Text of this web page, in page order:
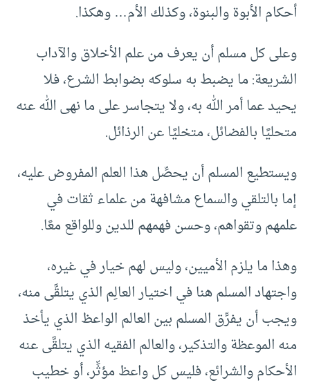
أحكام الأبوة والبنوة، وكذلك الأم… وهكذا.
وعلى كل مسلم أن يعرف من علم الأخلاق والآداب
الشريعة: ما يضبط به سلوكه بضوابط الشرع، فلا
يحيد عما أمر الله به، ولا يتجاسر على ما نهى الله عنه
متحليًا بالفضائل، متخليًا عن الرذائل.
ويستطيع المسلم أن يحصِّل هذا العلم المفروض عليه،
إما بالتلقي والسماع مشافهة من علماء ثقات في
علمهم وتقواهم، وحسن فهمهم للدين وللواقع معًا.
وهذا ما يلزم الأميين، وليس لهم خيار في غيره،
واجتهاد المسلم هنا في اختيار العالِم الذي يتلقَّى منه،
ويجب أن يفرِّق المسلم بين العالم الواعظ الذي يأخذ
منه الموعظة والتذكير، والعالم الفقيه الذي يتلقَّى عنه
الأحكام والشرائع، فليس كل واعظ مؤثِّر، أو خطيب